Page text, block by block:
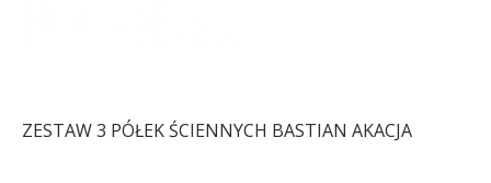
ZESTAW 3 PÓŁEK ŚCIENNYCH BASTIAN AKACJA